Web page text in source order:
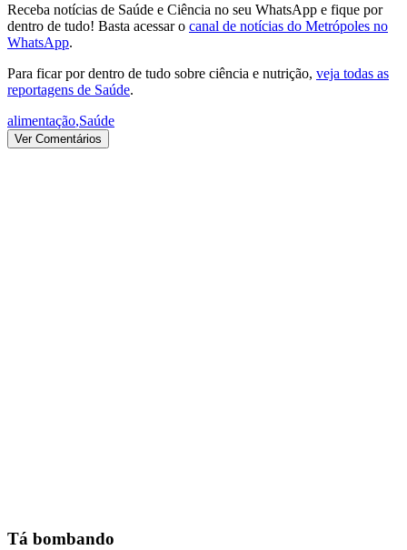
Receba notícias de Saúde e Ciência no seu WhatsApp e fique por
dentro de tudo! Basta acessar o canal de notícias do Metrópoles no
WhatsApp.
Para ficar por dentro de tudo sobre ciência e nutrição, veja todas as
reportagens de Saúde.
alimentação,Saúde
Ver Comentários
Tá bombando